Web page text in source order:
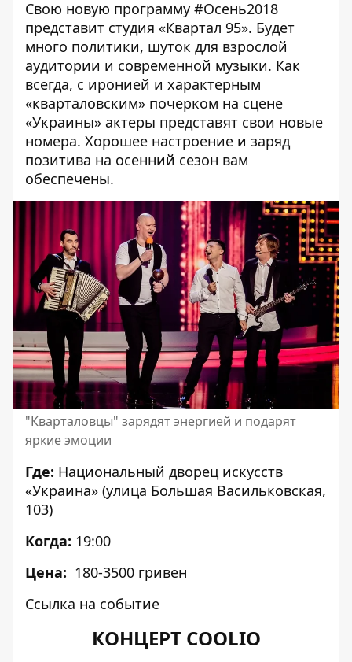
Свою новую программу #Осень2018
представит студия «Квартал 95». Будет
много политики, шуток для взрослой
аудитории и современной музыки. Как
всегда, с иронией и характерным
«кварталовским» почерком на сцене
«Украины» актеры представят свои новые
номера. Хорошее настроение и заряд
позитива на осенний сезон вам
обеспечены.
"Кварталовцы" зарядят энергией и подарят
яркие эмоции
Где: Национальный дворец искусств
«Украина» (улица Большая Васильковская,
103)
Когда: 19:00
Цена: 180-3500 гривен
Ссылка на событие
КОНЦЕРТ COOLIO